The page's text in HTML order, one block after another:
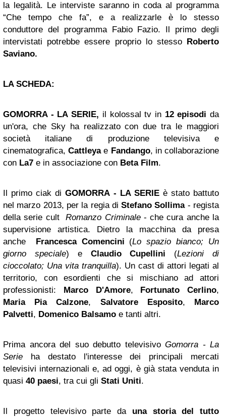
la legalità. Le interviste saranno in coda al programma
“Che tempo che fa”, e a realizzarle è lo stesso
conduttore del programma Fabio Fazio. Il primo degli
intervistati potrebbe essere proprio lo stessoRoberto
Saviano.
LA SCHEDA:
GOMORRA - LA SERIE, il kolossal tv in 12 episodi da
un'ora, che Sky ha realizzato con due tra le maggiori
società italiane di produzione televisiva e
cinematografica,Cattleyae Fandango, in collaborazione
con La7 e in associazione con Beta Film.
Il primo ciak diGOMORRA - LA SERIE è stato battuto
nel marzo 2013, per la regia diStefano Sollima - regista
della serie cult
Romanzo Criminale- che cura anche la
supervisione artistica. Dietro la macchina da presa
anche
Francesca Comencini (Lo spazio bianco; Un
giorno speciale) e Claudio Cupellini (Lezioni di
cioccolato; Una vita tranquilla). Un cast di attori legati al
territorio, con esordienti che si mischiano ad attori
professionisti:
Marco D'Amore, Fortunato Cerlino,
Maria Pia Calzone, Salvatore Esposito,
Marco
Palvetti, Domenico Balsamo e tanti altri.
Prima ancora del suo debutto televisivo Gomorra - La
Serie ha destato l'interesse dei principali mercati
televisivi internazionali e, ad oggi, è già stata venduta in
quasi 40 paesi, tra cui gli Stati Uniti.
Il progetto televisivo parte da una storia del tutto